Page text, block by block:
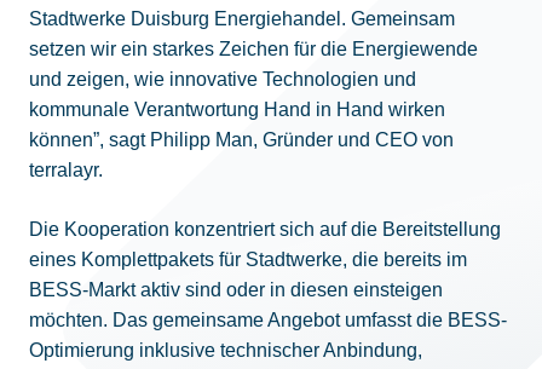
Stadtwerke Duisburg Energiehandel. Gemeinsam
setzen wir ein starkes Zeichen für die Energiewende
und zeigen, wie innovative Technologien und
kommunale Verantwortung Hand in Hand wirken
können”, sagt Philipp Man, Gründer und CEO von
terralayr.
Die Kooperation konzentriert sich auf die Bereitstellung
eines Komplettpakets für Stadtwerke, die bereits im
BESS-Markt aktiv sind oder in diesen einsteigen
möchten. Das gemeinsame Angebot umfasst die BESS-
Optimierung inklusive technischer Anbindung,